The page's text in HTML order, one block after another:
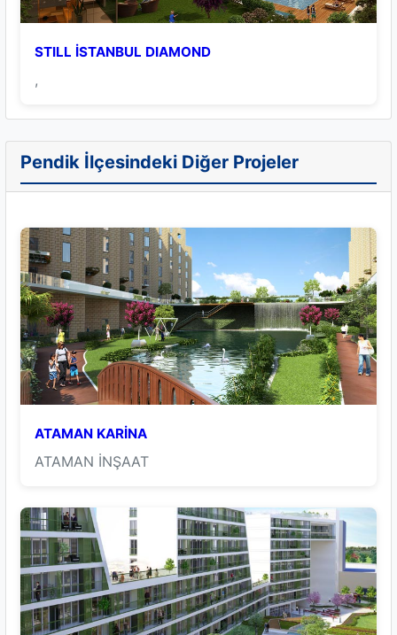
STILL İSTANBUL DIAMOND
,
Pendik İlçesindeki Diğer Projeler
ATAMAN KARİNA
ATAMAN İNŞAAT